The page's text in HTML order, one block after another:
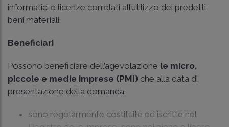
informatici e licenze correlati all’utilizzo dei predetti
beni materiali.
Beneficiari
Possono beneficiare dell’agevolazione le micro,
piccole e medie imprese (PMI) che alla data di
presentazione della domanda:
sono regolarmente costituite ed iscritte nel